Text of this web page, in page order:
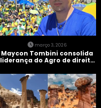
março 3, 2026
Maycon Tombini consolida
liderança do Agro de direita
Brasil” em Goiânia